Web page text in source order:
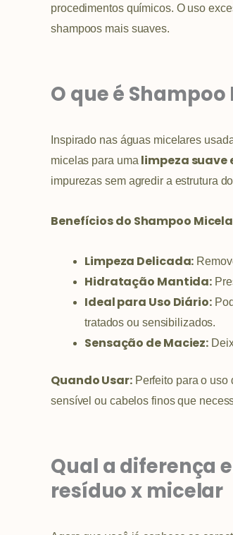
procedimentos químicos. O uso
shampoos mais suaves.
O que é
Inspirado nas águas micelares
micelas para uma limpeza suave
impurezas sem agredir a estrutura
Benefícios do Shampoo
Limpeza Delicada:
Hidratação Mantida:
Ideal para Uso Diário:
tratados ou sensibilizados.
Sensação de Maciez:
Quando Usar:Perfeito para o uso
sensível ou cabelos finos que
Qual a diferença
resíduo x micelar